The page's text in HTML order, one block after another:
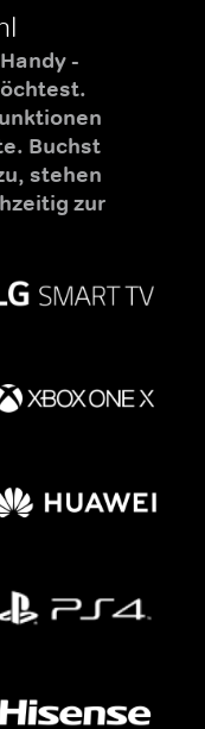
-
Buchst
stehen
zur